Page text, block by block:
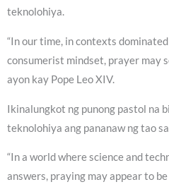
teknolohiya.
“In our time, in contexts
consumerist mindset, prayer may
ayon kay Pope Leo XIV.
Ikinalungkot ng punong pastol na
teknolohiya ang pananaw ng tao
“In a world where science and
answers, praying may appear to be